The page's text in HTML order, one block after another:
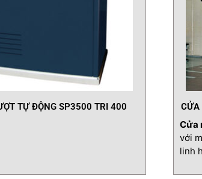
TỰ ĐỘNG SP3500 TRI 400 CỬA
Cửa
với
linh